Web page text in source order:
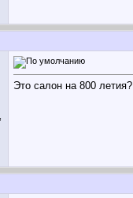
Это салон на 800 летия?